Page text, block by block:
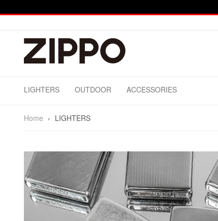
LIGHTERS OUTDOOR ACCESSORIES
Home › LIGHTERS